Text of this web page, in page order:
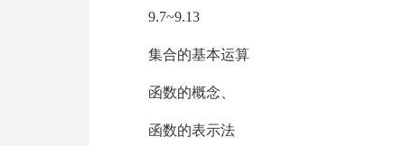
9.7~9.13
集合的基本运算
函数的概念、
函数的表示法